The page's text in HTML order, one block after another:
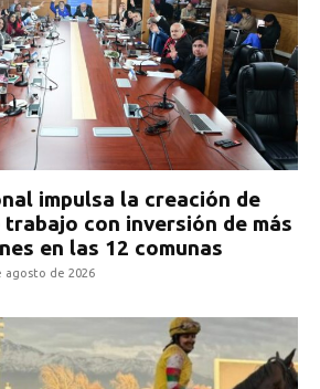
impulsa la creación de
con inversión de más
en las 12 comunas
agosto de 2026